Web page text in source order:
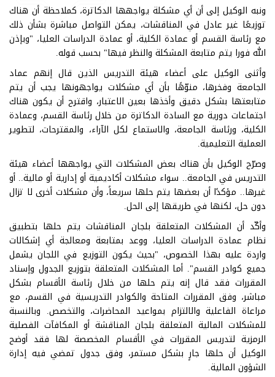
ونبه الوكيل إلى أن أي مشكلة يواجهها الدكاترة، كملاحظة أن هناك
توزيعًا غير عادل في المناقشات، يمكن التواصل مباشرة بشأن ذلك
مع رئاسة القسم أو عمادة الكلية، أو عمادة الدراسات العليا، "وبإذن
الله فورا يتم متابعة المشكلة والنظر فيها" بحسب قوله.
وأثنى الوكيل على أعضاء هيئة التدريس الذين قال إنهم عماد
الجامعة وفخرها، منوّهًا بأن أي مشكلات يواجهونها يجب أن يتم
متابعتها بشكل دقيق وأخذها بعين الاعتبار، واقترح أن يكون هناك
اجتماعات دورية مع السادة الدكاترة من خلال رئاسة القسم، وعمادة
الكلية، ورئاسة الجامعة، والاستماع لكل الآراء، والمقترحات، لتطوير
العملية التعليمية.
وصرّح الوكيل بأن هناك بعض المشكلات التي يواجهها أعضاء هيئة
التدريس في الجامعة.. سواء مشكلات أكاديمية أو إدارية أو مالية.. أو
غيرها.. مؤكدًا أن بعضها يتم حلها سريعاً، وأن مشكلات أخرى لا تزال
دون حل، لكنها في طريقها إلى الحل.
وأكّد أن المشكلات المتعلقة بلجان المناقشات يتم حلها بتطبيق
نظام عمادة الدراسات العليا، ووعد بمتابعة ومعالجة أي إشكالات
واردة عليه بهذا الخصوص، "بحيث يكون التوزيع في اللجان يشمل
جميع كوادر القسم". أما المشكلات المتعلقة بتوزيع الجدول وإسناد
المقررات فقد قال إنه يتم حلها من خلال رئاسة الأقسام بشكل
مباشر، وفق المقررات المتاحة والكوادر التدريسية في القسم، مع
مراعاة الفاعلية والالتزام بمواعيد المحاضرات، والتخصص. وبالنسبة
للمشكلات المالية المتعلقة بلجان المناقشة أو المكافآت الفصلية
الرمزية لتدريس المقررات في الأقسام المخصصة لها فقد أوضح
الوكيل أن حلها جارٍ بشكل مستمر، وفق جدول تمضي فيه إدارة
الشؤون المالية.